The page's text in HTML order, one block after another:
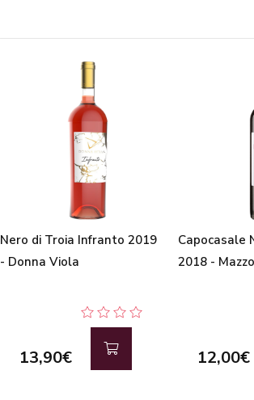
Nero di Troia Infranto 2019
- Donna Viola
13,90€
Capocasale
2018 -
12,00€